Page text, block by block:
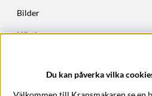
Bilder
Höstkransar
Du kan påverka vilka